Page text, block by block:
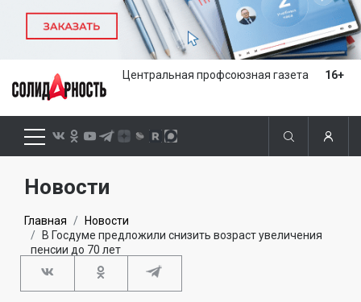
Центральная профсоюзная газета 16+
Новости
Главная
Новости
В Госдуме предложили снизить возраст увеличения
пенсии до 70 лет